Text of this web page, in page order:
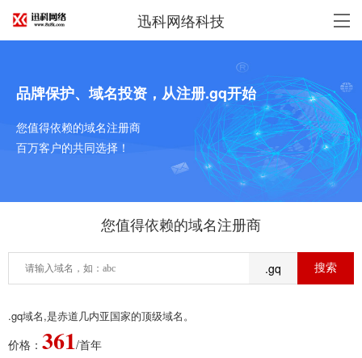
迅科网络科技
品牌保护、域名投资，从注册.gq开始
您值得依赖的域名注册商
百万客户的共同选择！
您值得依赖的域名注册商
.gq
.gq域名,是赤道几内亚国家的顶级域名。
价格： 361/首年